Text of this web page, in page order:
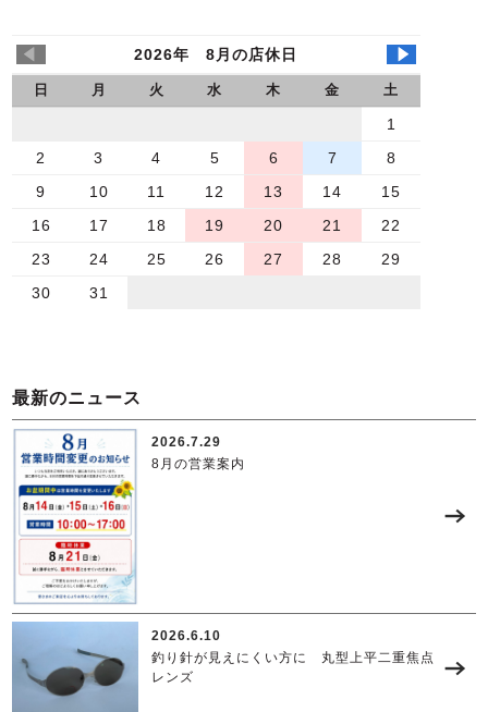
2026年 8月の店休日
日 月 火 水 木 金 土
1
2
3 4 5 6 7
8
9
10 11 12 13 14
15
16
17 18 19 20 21
22
23
24 25 26 27 28
29
30
31
最新のニュース
2026.7.29
8月の営業案内
2026.6.10
釣り針が見えにくい方に 丸型上平二重焦点
レンズ